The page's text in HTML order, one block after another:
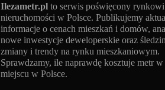
Ilezametr.pl to serwis poświęcony rynkowi
nieruchomości w Polsce. Publikujemy
informacje o cenach mieszkań i domów,
nowe inwestycje deweloperskie oraz
zmiany i trendy na rynku mieszkaniowym.
Sprawdzamy, ile naprawdę kosztuje metr
miejscu w Polsce.